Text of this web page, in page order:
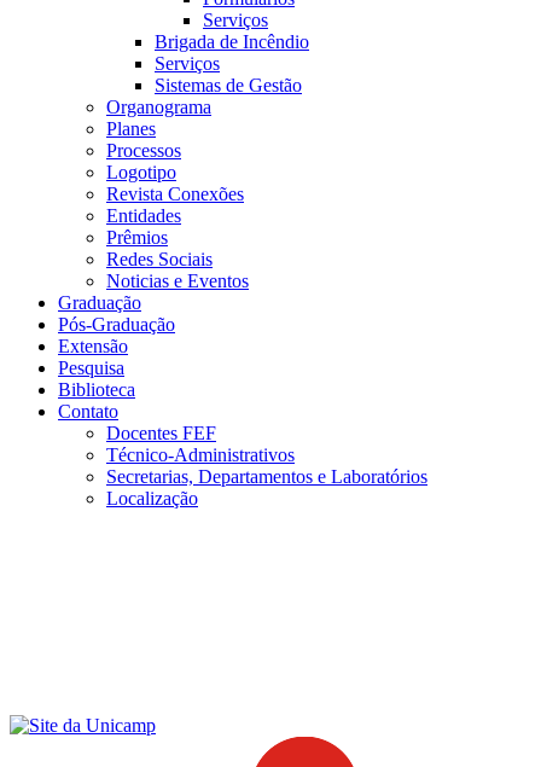
Serviços
Brigada de Incêndio
Serviços
Sistemas de Gestão
Organograma
Planes
Processos
Logotipo
Revista Conexões
Entidades
Prêmios
Redes Sociais
Noticias e Eventos
Graduação
Pós-Graduação
Extensão
Pesquisa
Biblioteca
Contato
Docentes FEF
Técnico-Administrativos
Secretarias, Departamentos e Laboratórios
Localização